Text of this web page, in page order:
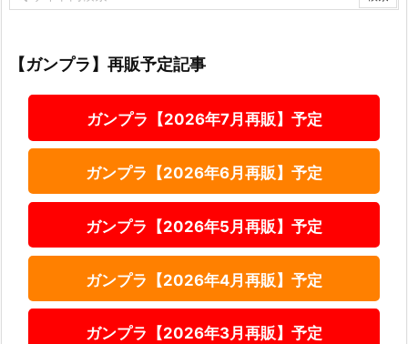
【ガンプラ】再販予定記事
ガンプラ【2026年7月再販】予定
ガンプラ【2026年6月再販】予定
ガンプラ【2026年5月再販】予定
ガンプラ【2026年4月再販】予定
ガンプラ【2026年3月再販】予定